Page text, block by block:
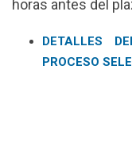
horas antes del
DETALLES
PROCESO